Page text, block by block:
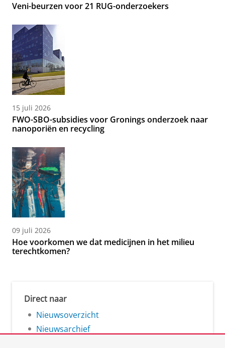
Veni-beurzen voor 21 RUG-onderzoekers
15 juli 2026
FWO-SBO-subsidies voor Gronings onderzoek naar
nanoporiën en recycling
09 juli 2026
Hoe voorkomen we dat medicijnen in het milieu
terechtkomen?
Direct naar
Nieuwsoverzicht
Nieuwsarchief